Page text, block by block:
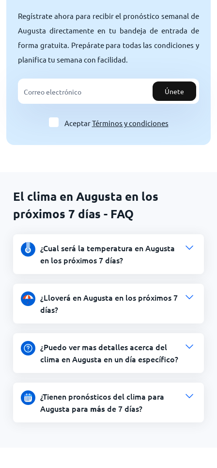
Regístrate ahora para recibir el pronóstico semanal de
Augusta directamente en tu bandeja de entrada de
forma gratuita. Prepárate para todas las condiciones y
planifica tu semana con facilidad.
Únete
AceptarTérminos y condiciones
El clima en Augusta en los
próximos 7 días - FAQ
¿Cual será la temperatura en Augusta
en los próximos 7 días?
¿Lloverá en Augusta en los próximos 7
días?
¿Puedo ver mas detalles acerca del
clima en Augusta en un día específico?
¿Tienen pronósticos del clima para
Augusta para más de 7 días?